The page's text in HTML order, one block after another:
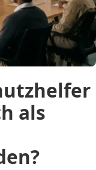
als